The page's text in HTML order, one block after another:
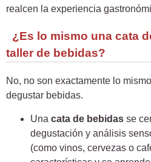
realcen la experiencia
¿Es lo mismo una cata
taller de bebidas?
No, no son exactamente lo
degustar bebidas.
Una cata de bebidas se
degustación y análisis
(como vinos, cervezas o